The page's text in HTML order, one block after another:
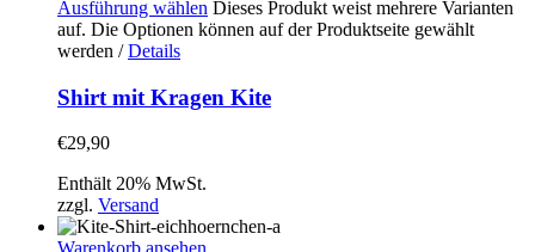
Ausführung wählen Dieses Produkt weist mehrere Varianten
auf. Die Optionen können auf der Produktseite gewählt
werden / Details
Shirt mit Kragen Kite
€29,90
Enthält 20% MwSt.
zzgl. Versand